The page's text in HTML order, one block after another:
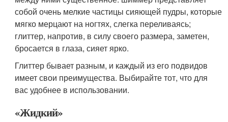
собой очень мелкие частицы сияющей пудры, которые
мягко мерцают на ногтях, слегка переливаясь;
глиттер, напротив, в силу своего размера, заметен,
бросается в глаза, сияет ярко.
Глиттер бывает разным, и каждый из его подвидов
имеет свои преимущества. Выбирайте тот, что для
вас удобнее в использовании.
«Жидкий»